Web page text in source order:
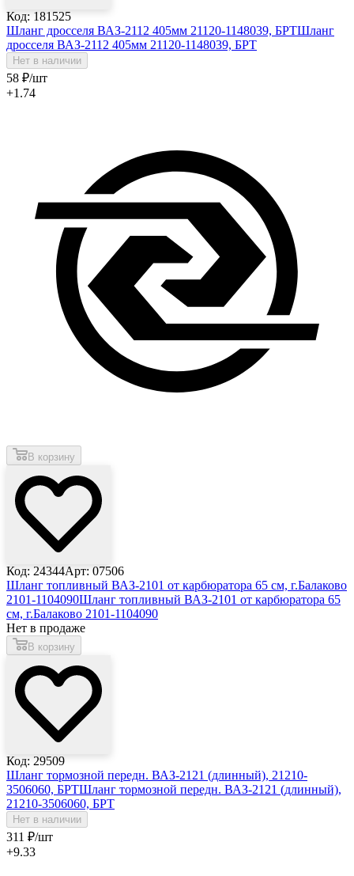
Код: 181525
Шланг дросселя ВАЗ-2112 405мм 21120-1148039, БРТШланг
дросселя ВАЗ-2112 405мм 21120-1148039, БРТ
Нет в наличии
58 ₽/шт
+1.74
В корзину
Код: 24344Арт: 07506
Шланг топливный ВАЗ-2101 от карбюратора 65 см, г.Балаково
2101-1104090Шланг топливный ВАЗ-2101 от карбюратора 65
см, г.Балаково 2101-1104090
Нет в продаже
В корзину
Код: 29509
Шланг тормозной передн. ВАЗ-2121 (длинный), 21210-
3506060, БРТШланг тормозной передн. ВАЗ-2121 (длинный),
21210-3506060, БРТ
Нет в наличии
311 ₽/шт
+9.33